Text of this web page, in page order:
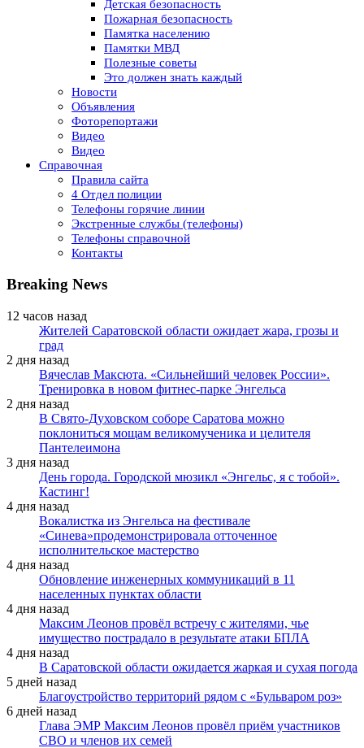
Детская безопасность
Пожарная безопасность
Памятка населению
Памятки МВД
Полезные советы
Это должен знать каждый
Новости
Объявления
Фоторепортажи
Видео
Видео
Справочная
Правила сайта
4 Отдел полиции
Телефоны горячие линии
Экстренные службы (телефоны)
Телефоны справочной
Контакты
Breaking News
12 часов назад
Жителей Саратовской области ожидает жара, грозы и
град
2 дня назад
Вячеслав Максюта. «Сильнейший человек России».
Тренировка в новом фитнес-парке Энгельса
2 дня назад
В Свято-Духовском соборе Саратова можно
поклониться мощам великомученика и целителя
Пантелеимона
3 дня назад
День города. Городской мюзикл «Энгельс, я с тобой».
Кастинг!
4 дня назад
Вокалистка из Энгельса на фестивале
«Синева»продемонстрировала отточенное
исполнительское мастерство
4 дня назад
Обновление инженерных коммуникаций в 11
населенных пунктах области
4 дня назад
Максим Леонов провёл встречу с жителями, чье
имущество пострадало в результате атаки БПЛА
4 дня назад
В Саратовской области ожидается жаркая и сухая погода
5 дней назад
Благоустройство территорий рядом с «Бульваром роз»
6 дней назад
Глава ЭМР Максим Леонов провёл приём участников
СВО и членов их семей